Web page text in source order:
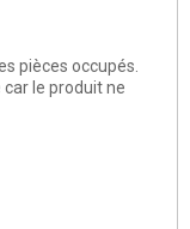
pièces occupés.
car le produit ne